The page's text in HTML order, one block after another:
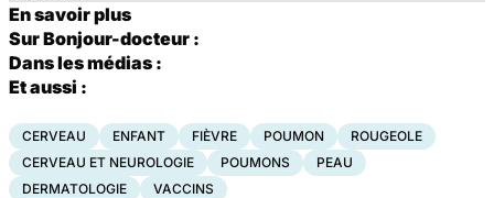
En savoir plus
Sur Bonjour-docteur :
Dans les médias :
Et aussi :
CERVEAU ENFANT FIÈVRE POUMON
ROUGEOLE
CERVEAU ET NEUROLOGIE
POUMONS
PEAU
DERMATOLOGIE
VACCINS